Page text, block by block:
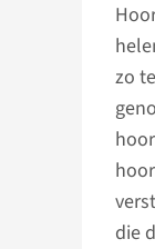
zo
die